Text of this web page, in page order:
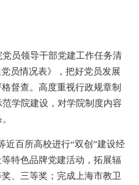
员领导干部党建工作任务清
员情况表》，把好党员发展
督查。高度重视行政规章制
学院建设，对学院制度内容
近百所高校进行“双创”建设经
特色品牌党建活动，拓展辐
、三等奖；完成上海市教卫